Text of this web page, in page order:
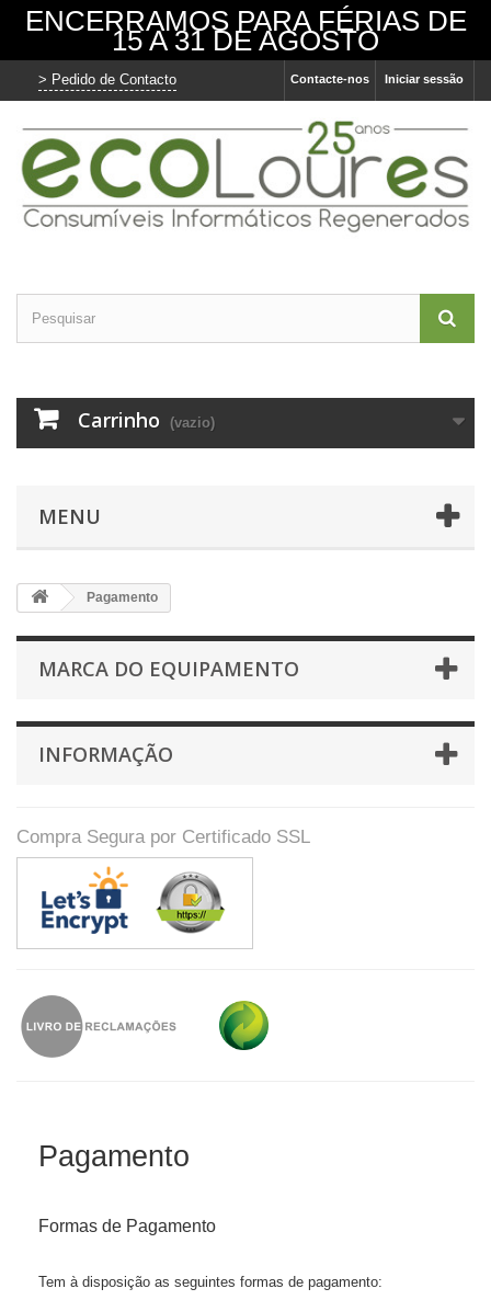
ENCERRAMOS PARA FÉRIAS DE
15 A 31 DE AGOSTO
Iniciar sessão
Contacte-nos
> Pedido de Contacto
Carrinho (vazio)
MENU
Pagamento
MARCA DO EQUIPAMENTO
INFORMAÇÃO
Compra Segura por Certificado SSL
Pagamento
Formas de Pagamento
Tem à disposição as seguintes formas de pagamento: